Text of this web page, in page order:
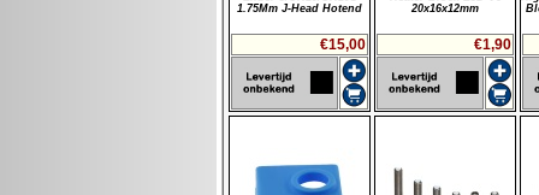
1.75Mm J-Head Hotend
€15,00
20x16x12mm
€1,90